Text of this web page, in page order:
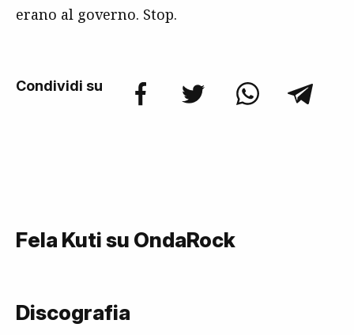
erano al governo. Stop.
Condividi su
Fela Kuti su OndaRock
Discografia